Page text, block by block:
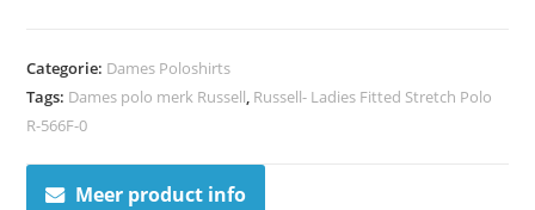
Categorie: Dames Poloshirts
Tags: Dames polo merk Russell, Russell- Ladies Fitted Stretch Polo
R-566F-0
Meer product info